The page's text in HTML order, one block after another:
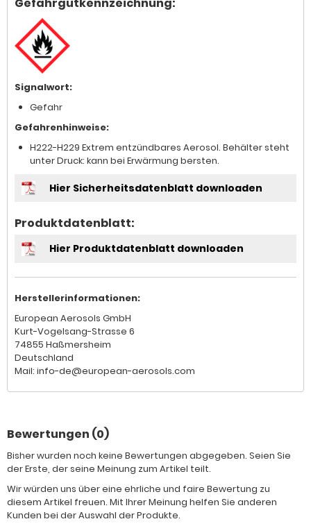
Signalwort:
Gefahr
Gefahrenhinweise:
H222-H229 Extrem entzündbares Aerosol. Behälter steht
unter Druck: kann bei Erwärmung bersten.
Hier Sicherheitsdatenblatt downloaden
Produktdatenblatt:
Hier Produktdatenblatt downloaden
Herstellerinformationen:
European Aerosols GmbH
Kurt-Vogelsang-Strasse 6
74855 Haßmersheim
Deutschland
Mail: info-de@european-aerosols.com
Bewertungen (0)
Bisher wurden noch keine Bewertungen abgegeben. Seien Sie
der Erste, der seine Meinung zum Artikel teilt.
Wir würden uns über eine ehrliche und faire Bewertung zu
diesem Artikel freuen. Mit Ihrer Meinung helfen Sie anderen
Kunden bei der Auswahl der Produkte.